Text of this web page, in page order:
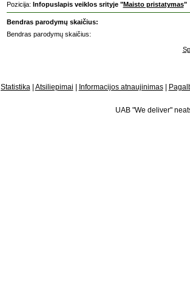
Pozicija: Infopuslapis veiklos srityje "Maisto pristatymas"
Bendras parodymų skaičius:
Bendras parodymų skaičius:
Statistika Atsiliepimai Informacijos atnaujinimas|
UAB "We deliver"